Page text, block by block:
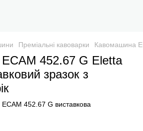
Преміальні кавоварки Кавомашина
452.67 G Eletta
зразок з
ECAM 452.67 G виставкова